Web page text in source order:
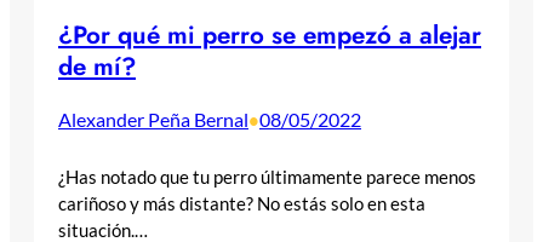
¿Por qué mi perro se empezó a alejar
de mí?
Alexander Peña Bernal•08/05/2022
¿Has notado que tu perro últimamente parece menos
cariñoso y más distante? No estás solo en esta
situación.…